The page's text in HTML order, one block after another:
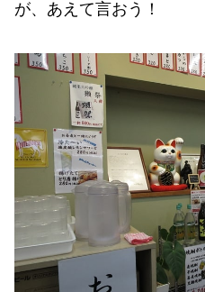
が、あえて言おう！